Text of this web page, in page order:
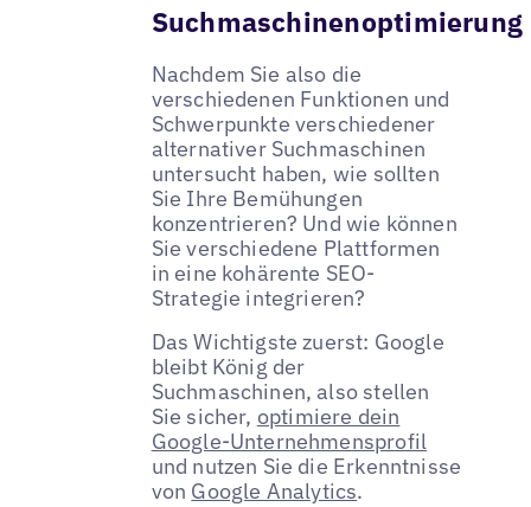
Suchmaschinenoptimierung
Nachdem Sie also die
verschiedenen Funktionen und
Schwerpunkte verschiedener
alternativer Suchmaschinen
untersucht haben, wie sollten
Sie Ihre Bemühungen
konzentrieren? Und wie können
Sie verschiedene Plattformen
in eine kohärente SEO-
Strategie integrieren?
Das Wichtigste zuerst: Google
bleibt König der
Suchmaschinen, also stellen
Sie sicher, optimiere dein
Google-Unternehmensprofil
und nutzen Sie die Erkenntnisse
von Google Analytics.